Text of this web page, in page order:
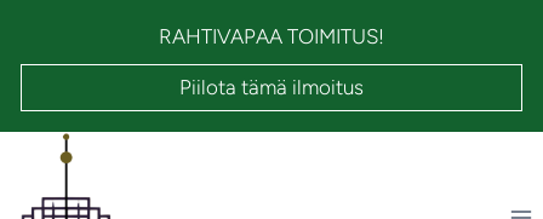
RAHTIVAPAA TOIMITUS!
Piilota tämä ilmoitus